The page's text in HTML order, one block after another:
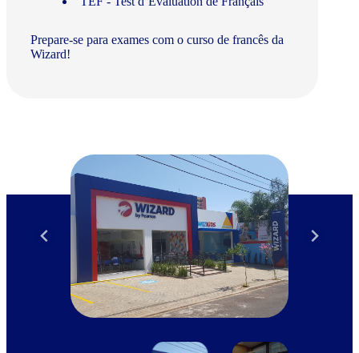
Prepare-se para exames com o curso de francês da
Wizard!